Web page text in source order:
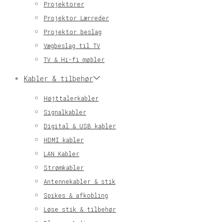
Projektorer
Projektor Lærreder
Projektor beslag
Vægbeslag til TV
TV & Hi-fi møbler
Kabler & tilbehør
Højttalerkabler
Signalkabler
Digital & USB kabler
HDMI kabler
LAN Kabler
Strømkabler
Antennekabler & stik
Spikes & afkobling
Løse stik & tilbehør